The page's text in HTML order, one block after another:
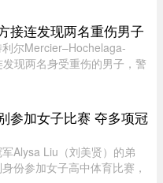
疑人 ...
接连发现两名重伤男子
尔Mercier–Hochelaga-
现两名身受重伤的男子，警
武器。警方发言人Flor ...
参加女子比赛 夺多项冠
Alysa Liu（刘美贤）的弟
份参加女子高中体育比赛，